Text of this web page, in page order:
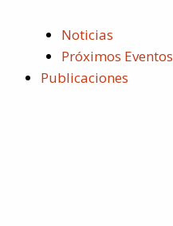
Noticias
Próximos Eventos
Publicaciones